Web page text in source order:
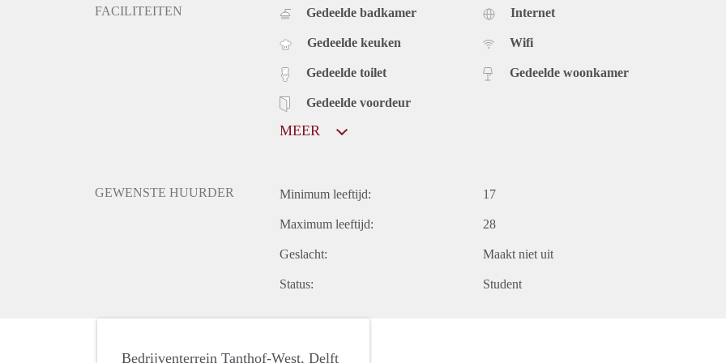
FACILITEITEN Gedeelde badkamer
Gedeelde keuken
Gedeelde toilet
Gedeelde voordeur
Internet
Wifi
Gedeelde woonkamer
MEER
GEWENSTE HUURDER Minimum leeftijd: 17
Maximum leeftijd: 28
Geslacht: Maakt niet uit
Status: Student
Bedrijventerrein Tanthof-West, Delft